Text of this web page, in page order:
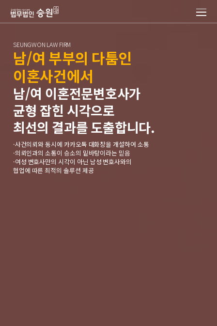
SEUNGWON LAW FIRM
남/여 부부의 다툼인
이혼사건에서
남/여 이혼전문변호사가
균형 잡힌 시각으로
최선의 결과를 도출합니다.
·사건의뢰와 동시에 카카오톡 대화창을 개설하여 소통
·의뢰인과의 소통이 승소의 밑바탕이라는 믿음
·여성 변호사만의 시각이 아닌 남성 변호사와의
협업에 따른 최적의 솔루션 제공